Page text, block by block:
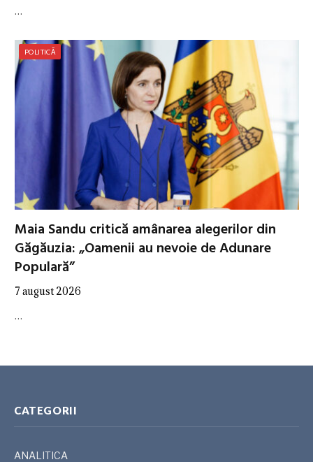
…
POLITICĂ
Maia Sandu critică amânarea alegerilor din
Găgăuzia: „Oamenii au nevoie de Adunare
Populară”
7 august 2026
…
CATEGORII
ANALITICA